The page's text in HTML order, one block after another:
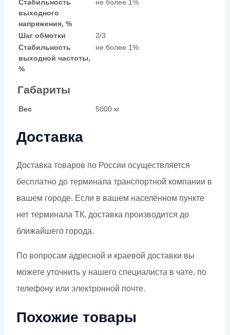
Стабильность
выходного
напряжения, %
не более 1%
Шаг обмотки
2/3
Стабильность
выходной частоты,
%
не более 1%
Габариты
Вес 5000 кг
Доставка
Доставка товаров по России осуществляется
бесплатно до терминала транспортной компании в
вашем городе. Если в вашем населённом пункте
нет терминала ТК, доставка производится до
ближайшего города.
По вопросам адресной и краевой доставки вы
можете уточнить у нашего специалиста в чате, по
телефону или электронной почте.
Похожие товары